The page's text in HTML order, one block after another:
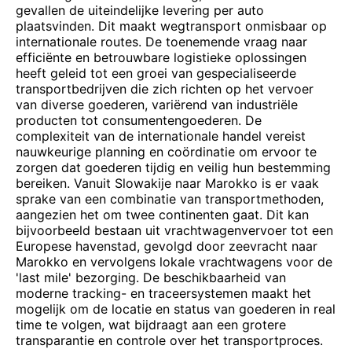
gevallen de uiteindelijke levering per auto
plaatsvinden. Dit maakt wegtransport onmisbaar op
internationale routes. De toenemende vraag naar
efficiënte en betrouwbare logistieke oplossingen
heeft geleid tot een groei van gespecialiseerde
transportbedrijven die zich richten op het vervoer
van diverse goederen, variërend van industriële
producten tot consumentengoederen. De
complexiteit van de internationale handel vereist
nauwkeurige planning en coördinatie om ervoor te
zorgen dat goederen tijdig en veilig hun bestemming
bereiken. Vanuit Slowakije naar Marokko is er vaak
sprake van een combinatie van transportmethoden,
aangezien het om twee continenten gaat. Dit kan
bijvoorbeeld bestaan uit vrachtwagenvervoer tot een
Europese havenstad, gevolgd door zeevracht naar
Marokko en vervolgens lokale vrachtwagens voor de
'last mile' bezorging. De beschikbaarheid van
moderne tracking- en traceersystemen maakt het
mogelijk om de locatie en status van goederen in real
time te volgen, wat bijdraagt aan een grotere
transparantie en controle over het transportproces.